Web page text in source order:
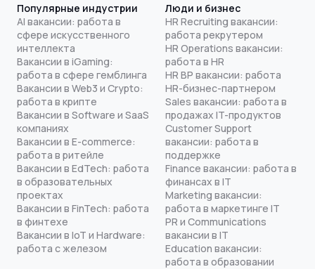
Популярные индустрии
AI вакансии: работа в
сфере искусственного
интеллекта
Вакансии в iGaming:
работа в сфере гемблинга
Вакансии в Web3 и Crypto:
работа в крипте
Вакансии в Software и SaaS
компаниях
Вакансии в E-commerce:
работа в ритейле
Вакансии в EdTech: работа
в образовательных
проектах
Вакансии в FinTech: работа
в финтехе
Вакансии в IoT и Hardware:
работа с железом
Люди и бизнес
HR Recruiting вакансии:
работа рекрутером
HR Operations вакансии:
работа в HR
HR BP вакансии: работа
HR-бизнес-партнером
Sales вакансии: работа в
продажах IT-продуктов
Customer Support
вакансии: работа в
поддержке
Finance вакансии: работа в
финансах в IT
Marketing вакансии:
работа в маркетинге IT
PR и Communications
вакансии в IT
Education вакансии:
работа в образовании